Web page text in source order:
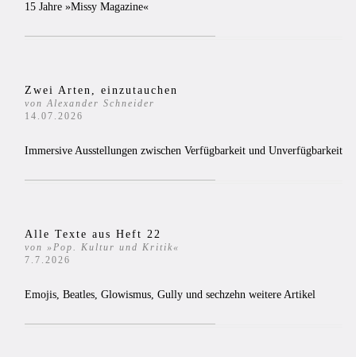
15 Jahre »Missy Magazine«
Zwei Arten, einzutauchen
von Alexander Schneider
14.07.2026
Immersive Ausstellungen zwischen Verfügbarkeit und Unverfügbarkeit
Alle Texte aus Heft 22
von »Pop. Kultur und Kritik«
7.7.2026
Emojis, Beatles, Glowismus, Gully und sechzehn weitere Artikel